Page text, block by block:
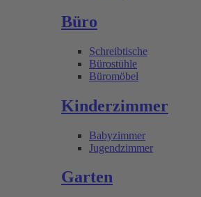
Büro
Schreibtische
Bürostühle
Büromöbel
Kinderzimmer
Babyzimmer
Jugendzimmer
Garten